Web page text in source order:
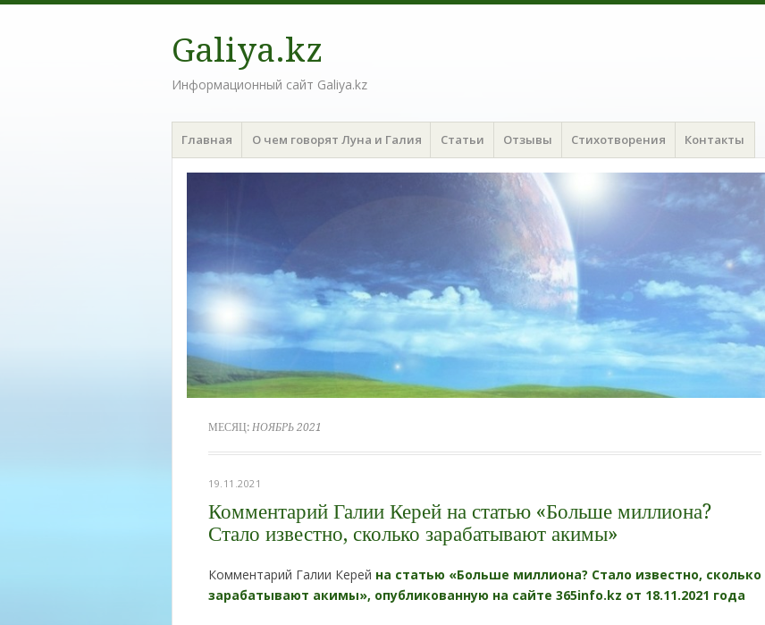
Galiya.kz
Информационный сайт Galiya.kz
Меню
Наверх
Главная О чем говорят Луна и Галия Статьи Отзывы Стихотворения Контакты
МЕСЯЦ: НОЯБРЬ 2021
19.11.2021
Комментарий Галии Керей на статью «Больше миллиона?
Стало известно, сколько зарабатывают акимы»
Комментарий Галии Керей на статью «Больше миллиона? Стало известно, сколько
зарабатывают акимы», опубликованную на сайте 365info.kz от 18.11.2021 года